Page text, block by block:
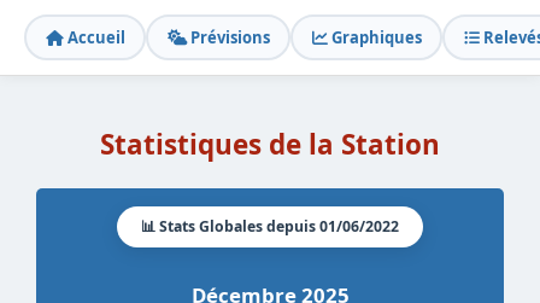
Accueil Prévisions Graphiques
Statistiques de la Station
📊 Stats Globales depuis 01/06/2022
Décembre 2025